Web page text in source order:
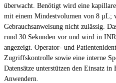
überwacht. Benötigt wird eine
mit einem Mindestvolumen von 8 µL;
Gebrauchsanweisung nicht zulässig.
rund 30 Sekunden vor und wird in
angezeigt. Operator- und
Zugriffskontrolle sowie eine interne
Datensätze unterstützen den Einsatz
Anwendern.